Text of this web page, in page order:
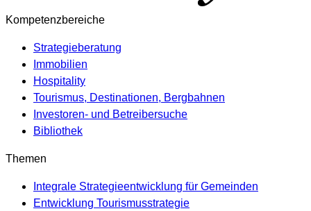
Kompetenzbereiche
Strategieberatung
Immobilien
Hospitality
Tourismus, Destinationen, Bergbahnen
Investoren- und Betreibersuche
Bibliothek
Themen
Integrale Strategieentwicklung für Gemeinden
Entwicklung Tourismusstrategie